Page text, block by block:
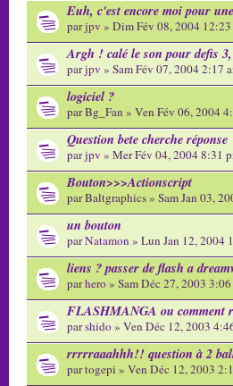
Euh, c'est encore moi pour
parjpv » Dim Fév 08, 2004 12:23
Argh ! calé le son pour defis
parjpv » Sam Fév 07, 2004 2:17
logiciel ?
par Bg_Fan » Ven Fév 06, 2004
Question bete cherche réponse
parjpv » Mer Fév 04, 2004 8:31
Bouton>>>Actionscript
par Baltgraphics » Sam Jan 03,
un bouton
parNatamon » Lun Jan 12, 2004
liens ? passer de flash a
parhero» Sam Déc 27, 2003
FLASHMANGA ou comment
parshido» Ven Déc 12, 2003
rrrrraaahhh!! question à 2
par togepi » Ven Déc 12, 2003